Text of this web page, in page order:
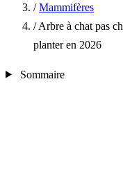
/ Mammifères
/ Arbre à chat pas
planter en 2026
Sommaire